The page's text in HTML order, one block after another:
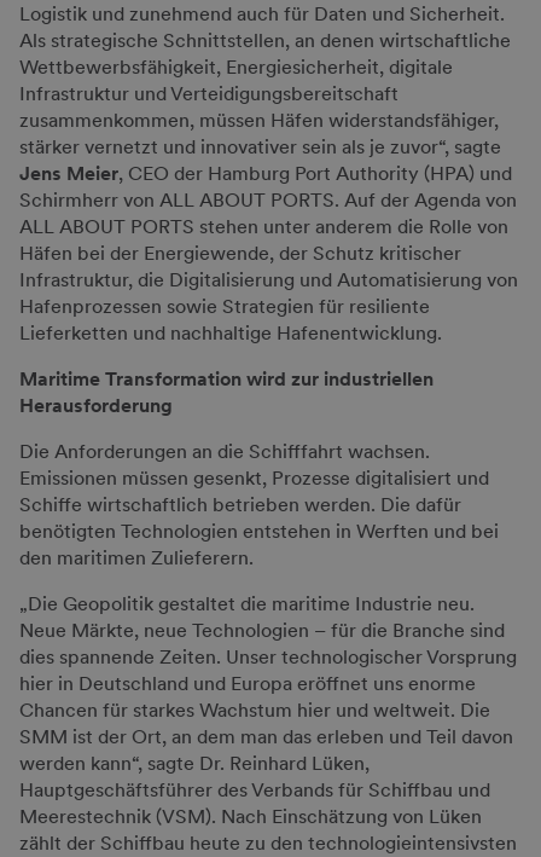
Logistik und zunehmend auch für Daten und Sicherheit.
Als strategische Schnittstellen, an denen wirtschaftliche
Wettbewerbsfähigkeit, Energiesicherheit, digitale
Infrastruktur und Verteidigungsbereitschaft
zusammenkommen, müssen Häfen widerstandsfähiger,
stärker vernetzt und innovativer sein als je zuvor“, sagte
Jens Meier, CEO der Hamburg Port Authority (HPA) und
Schirmherr von ALL ABOUT PORTS. Auf der Agenda von
ALL ABOUT PORTS stehen unter anderem die Rolle von
Häfen bei der Energiewende, der Schutz kritischer
Infrastruktur, die Digitalisierung und Automatisierung von
Hafenprozessen sowie Strategien für resiliente
Lieferketten und nachhaltige Hafenentwicklung.
Maritime Transformation wird zur industriellen
Herausforderung
Die Anforderungen an die Schifffahrt wachsen.
Emissionen müssen gesenkt, Prozesse digitalisiert und
Schiffe wirtschaftlich betrieben werden. Die dafür
benötigten Technologien entstehen in Werften und bei
den maritimen Zulieferern.
„Die Geopolitik gestaltet die maritime Industrie neu.
Neue Märkte, neue Technologien – für die Branche sind
dies spannende Zeiten. Unser technologischer Vorsprung
hier in Deutschland und Europa eröffnet uns enorme
Chancen für starkes Wachstum hier und weltweit. Die
SMM ist der Ort, an dem man das erleben und Teil davon
werden kann“, sagte Dr. Reinhard Lüken,
Hauptgeschäftsführer des Verbands für Schiffbau und
Meerestechnik (VSM). Nach Einschätzung von Lüken
zählt der Schiffbau heute zu den technologieintensivsten